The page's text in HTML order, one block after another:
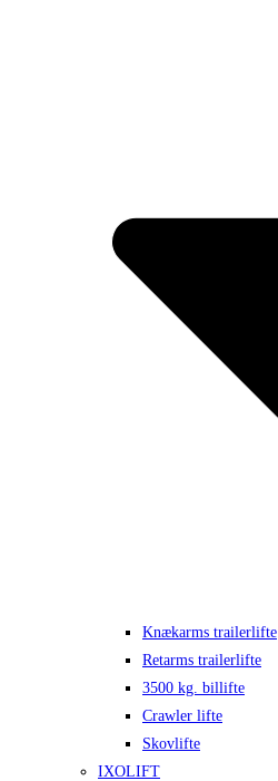
Knækarms trailerlifte
Retarms trailerlifte
3500 kg. billifte
Crawler lifte
Skovlifte
IXOLIFT